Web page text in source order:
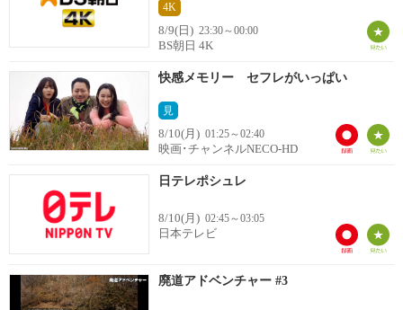
4K
8/9(日) 23:30～00:00
BS朝日 4K
快感メモリー セフレがいっぱい
見
8/10(月) 01:25～02:40
映画･チャンネルNECO-HD
日テレポシュレ
8/10(月) 02:45～03:05
日本テレビ
廃道アドベンチャー #3